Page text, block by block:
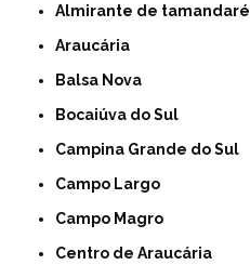
Almirante de tamandaré
Araucária
Balsa Nova
Bocaiúva do Sul
Campina Grande do Sul
Campo Largo
Campo Magro
Centro de Araucária